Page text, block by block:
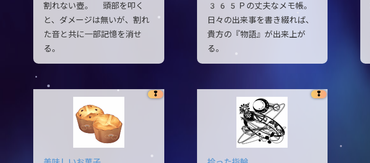
割れない壺。 頭部を叩く
と、ダメージは無いが、割れ
た音と共に一部記憶を消せ
る。
365Ｐの丈夫なメモ帳。
日々の出来事を書き綴れば、
貴方の『物語』が出来上が
る。
❢ ❢